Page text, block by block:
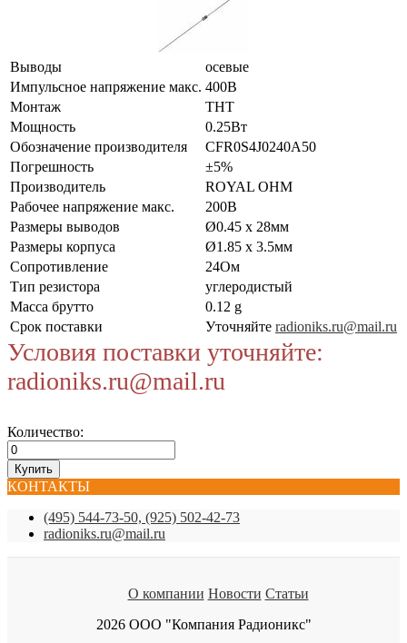
Выводы
осевые
Импульсное напряжение макс. 400В
Монтаж
THT
Мощность
0.25Вт
Обозначение производителя
CFR0S4J0240A50
Погрешность
±5%
Производитель
ROYAL OHM
Рабочее напряжение макс.
200В
Размеры выводов
Ø0.45 x 28мм
Размеры корпуса
Ø1.85 x 3.5мм
Сопротивление
24Ом
Тип резистора
углеродистый
Масса брутто
0.12 g
Срок поставки
Уточняйте radioniks.ru@mail.ru
Условия поставки уточняйте:
radioniks.ru@mail.ru
Количество:
КОНТАКТЫ
(495) 544-73-50, (925) 502-42-73
radioniks.ru@mail.ru
О компании Новости Статьи
2026 ООО "Компания Радионикс"